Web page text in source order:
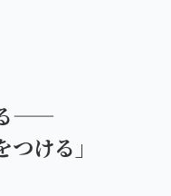
る——
ける」